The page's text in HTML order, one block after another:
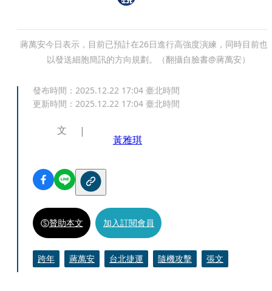
蔣萬安今日表示，目前已預計在26日進行高強度演練，同時目前也
以發送細胞簡訊的方向規劃。（翻攝自臉書@蔣萬安）
發布時間： 2025.12.22 17:04 臺北時間
更新時間： 2025.12.22 17:04 臺北時間
文
黃雅琪
贊助本文 加入訂閱會員
跨年 蔣萬安 台北捷運 隨機攻擊 張文